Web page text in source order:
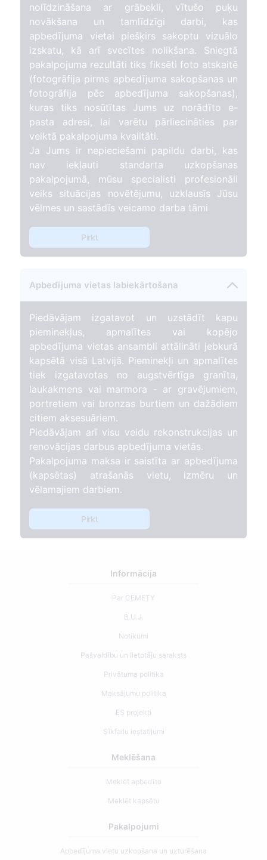
nolīdzināšana ar grābekli, vītušo puķu
novākšana un tamlīdzīgi darbi, kas
apbedījuma vietai piešķirs sakoptu vizuālo
izskatu, kā arī svecītes nolikšana. Sniegtā
pakalpojuma rezultāti tiks fiksēti foto atskaitē
(fotogrāfija pirms apbedījuma sakopšanas un
fotogrāfija pēc apbedījuma sakopšanas),
kuras tiks nosūtītas Jums uz norādīto e-
pasta adresi, lai varētu pārliecināties par
veiktā pakalpojuma kvalitāti.
Ja Jums ir nepieciešami papildu darbi, kas
nav iekļauti standarta uzkopšanas
pakalpojumā, mūsu specialisti profesionāli
veiks situācijas novētējumu, uzklausīs Jūsu
vēlmes un sastādīs veicamo darba tāmi
Pirkt
Apbedījuma vietas labiekārtošana
Piedāvājam izgatavot un uzstādīt kapu
pieminekļus, apmalītes vai kopējo
apbedījuma vietas ansambli attālināti jebkurā
kapsētā visā Latvijā. Pieminekļi un apmalītes
tiek izgatavotas no augstvērtīga granīta,
laukakmens vai marmora - ar gravējumiem,
portretiem vai bronzas burtiem un dažādiem
citiem aksesuāriem.
Piedāvājam arī visu veidu rekonstrukcijas un
renovācijas darbus apbedījuma vietās.
Pakalpojuma maksa ir saistīta ar apbedījuma
(kapsētas) atrašanās vietu, izmēru un
vēlamajiem darbiem.
Pirkt
Informācija
Par CEMETY
B.U.J.
Notikumi
Pašvaldību un lietotāju saraksts
Privātuma politika
Maksājumu politika
ES projekti
Sīkfailu iestatījumi
Meklēšana
Meklēt apbedīto
Meklēt kapsētu
Pakalpojumi
Apbedījuma vietu uzkopšana un uzturēšana